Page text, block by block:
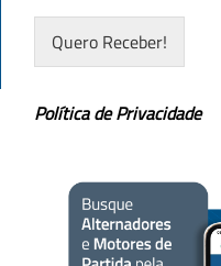
Quero Receber!
Política de Privacidade